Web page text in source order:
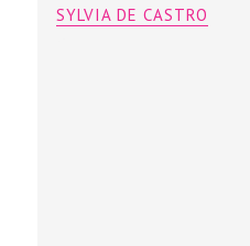
SYLVIA DE CASTRO